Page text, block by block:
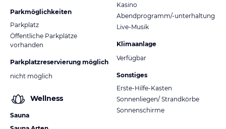
Parkmöglichkeiten
Parkplatz
Öffentliche Parkplätze
vorhanden
Parkplatzreservierung möglich
nicht möglich
Wellness
Sauna
Kasino
Abendprogramm/-unterhaltung
Live-Musik
Klimaanlage
Verfügbar
Sonstiges
Erste-Hilfe-Kasten
Sonnenliegen/ Strandkörbe
Sonnenschirme